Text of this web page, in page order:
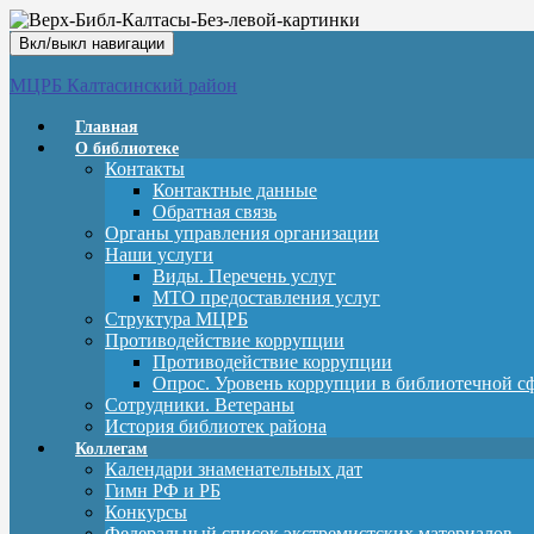
Вкл/выкл навигации
МЦРБ Калтасинский район
Главная
О библиотеке
Контакты
Контактные данные
Обратная связь
Органы управления организации
Наши услуги
Виды. Перечень услуг
МТО предоставления услуг
Структура МЦРБ
Противодействие коррупции
Противодействие коррупции
Опрос. Уровень коррупции в библиотечной
Сотрудники. Ветераны
История библиотек района
Коллегам
Календари знаменательных дат
Гимн РФ и РБ
Конкурсы